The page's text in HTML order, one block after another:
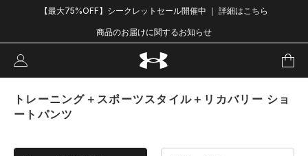
【最大75%OFF】シークレットセール開催中 ｜ 詳細はこちら
商品のお届けに関するお知らせ
トレーニング＋スポーツスタイル＋リカバリー ショ
ートパンツ